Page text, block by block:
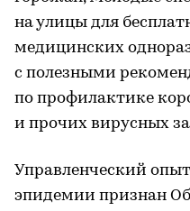
на улицы для
медицинских
с полезными
по профилактике
и прочих вирусных
Управленческий
эпидемии признан